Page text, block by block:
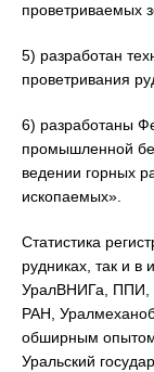
проветриваемых
5) разработан
проветривания
6) разработаны
промышленной
ведении горных
ископаемых».
Статистика
рудниках, так и в
УралВНИГа, ППИ,
РАН,
обширным
Уральский